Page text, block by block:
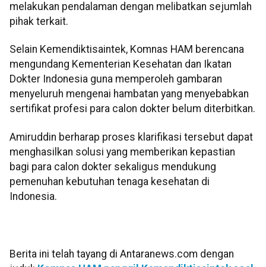
melakukan pendalaman dengan melibatkan sejumlah
pihak terkait.
Selain Kemendiktisaintek, Komnas HAM berencana
mengundang Kementerian Kesehatan dan Ikatan
Dokter Indonesia guna memperoleh gambaran
menyeluruh mengenai hambatan yang menyebabkan
sertifikat profesi para calon dokter belum diterbitkan.
Amiruddin berharap proses klarifikasi tersebut dapat
menghasilkan solusi yang memberikan kepastian
bagi para calon dokter sekaligus mendukung
pemenuhan kebutuhan tenaga kesehatan di
Indonesia.
Berita ini telah tayang di Antaranews.com dengan